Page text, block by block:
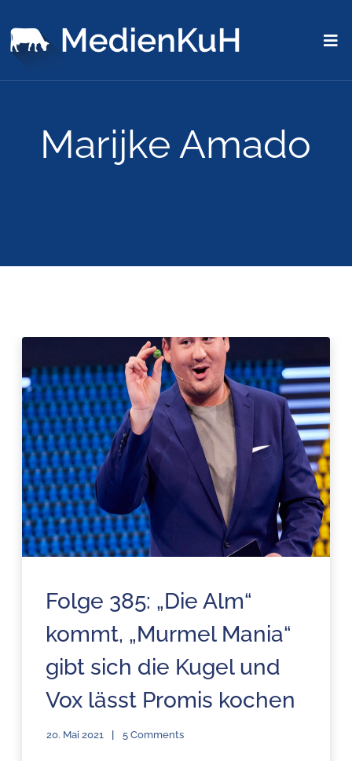
Marijke Amado
Folge 385: „Die Alm“
kommt, „Murmel Mania“
gibt sich die Kugel und
Vox lässt Promis kochen
20. Mai 2021 5 Comments